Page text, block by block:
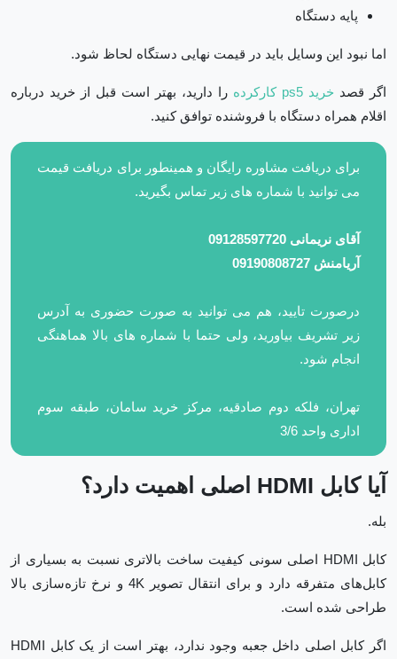
پایه دستگاه
اما نبود این وسایل باید در قیمت نهایی دستگاه لحاظ شود.
اگر قصد خرید ps5 کارکرده
را دارید، بهتر است قبل از خرید درباره
اقلام همراه دستگاه با فروشنده توافق کنید.
برای دریافت مشاوره رایگان و همینطور برای دریافت قیمت
می توانید با شماره های زیر تماس بگیرید.
آقای نریمانی 09128597720
آریامنش 09190808727
درصورت تایید، هم می توانید به صورت حضوری به آدرس
زیر تشریف بیاورید، ولی حتما با شماره های بالا هماهنگی
انجام شود.
تهران، فلکه دوم صادقیه، مرکز خرید سامان، طبقه سوم
اداری واحد 3/6
آیا کابل HDMI اصلی اهمیت دارد؟
بله.
کابل HDMI اصلی سونی کیفیت ساخت بالاتری نسبت به بسیاری از
کابل‌های متفرقه دارد و برای انتقال تصویر 4K و نرخ تازه‌سازی بالا
طراحی شده است.
اگر کابل اصلی داخل جعبه وجود ندارد، بهتر است از یک کابل HDMI